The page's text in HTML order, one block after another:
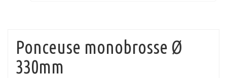
Ponceuse monobrosse Ø
330mm